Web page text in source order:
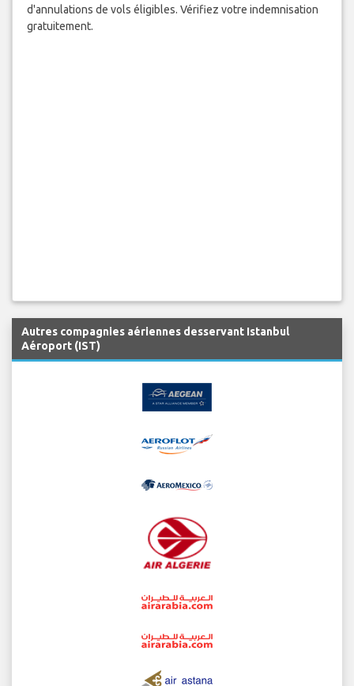
d'annulations de vols éligibles. Vérifiez votre indemnisation
gratuitement.
Autres compagnies aériennes desservant Istanbul
Aéroport (IST)